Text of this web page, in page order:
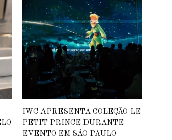
IWC APRESENTA COLEÇÃO LE
PETIT PRINCE DURANTE
EVENTO EM SÃO PAULO